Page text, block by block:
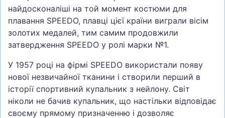
найдосконаліші на той момент костюми для
плавання SPEEDO, плавці цієї країни виграли вісім
золотих медалей, тим самим продовжили
затвердження SPEEDO у ролі марки №1.
У 1957 році на фірмі SPEEDO використали появу
нової незвичайної тканини і створили перший в
історії спортивний купальник з нейлону. Світ
ніколи не бачив купальник, що настільки відповідає
своєму прямому призначенню і дозволяє